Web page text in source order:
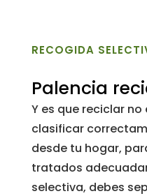
RECOGIDA
Palencia
Y es que reciclar
clasificar
desde tu hogar,
tratados
selectiva, debes